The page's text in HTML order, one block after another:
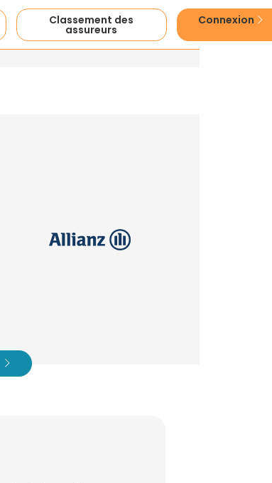
Classement des
assureurs
Connexion